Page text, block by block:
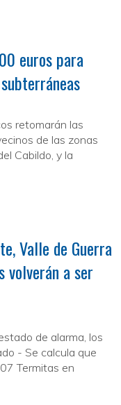
euros para
retomarán las
de las zonas
Cabildo, y la
Valle de Guerra
volverán a ser
de alarma, los
- Se calcula que
Termitas en